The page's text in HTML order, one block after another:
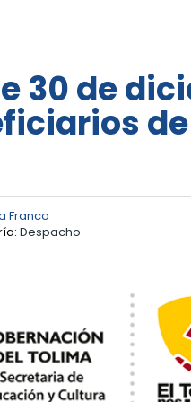
30 de
Franco
Despacho